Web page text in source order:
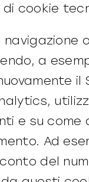
cookie
navigazione
a
il
e su come
Ad
del